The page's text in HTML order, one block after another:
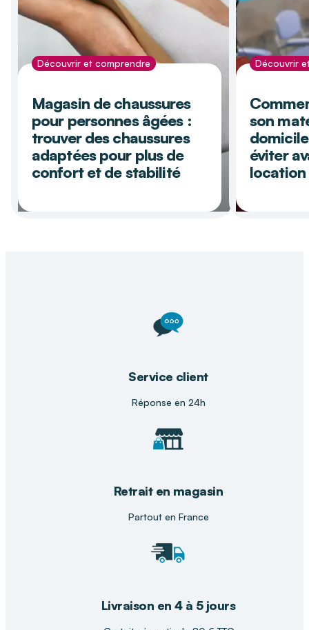
Découvrir et comprendre
Magasin de chaussures
pour personnes âgées :
trouver des chaussures
adaptées pour plus de
confort et de stabilité
Découvrir
son
éviter
location
Service client
Réponse en 24h
Retrait en magasin
Partout en France
Livraison en 4 à 5 jours